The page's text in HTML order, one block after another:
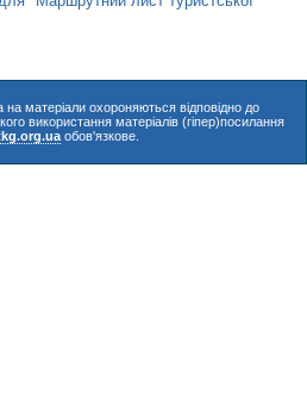
матеріали охороняються відповідно до
використання матеріалів (гіпер)посилання
обов'язкове.